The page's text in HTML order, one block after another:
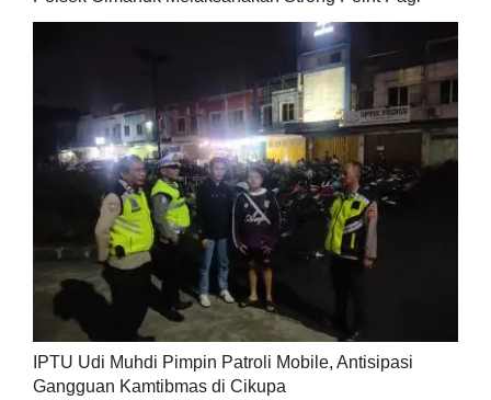
IPTU Udi Muhdi Pimpin Patroli Mobile, Antisipasi
Gangguan Kamtibmas di Cikupa